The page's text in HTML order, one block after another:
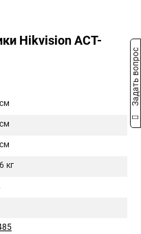
Hikvision ACT-
кг
Задать вопрос